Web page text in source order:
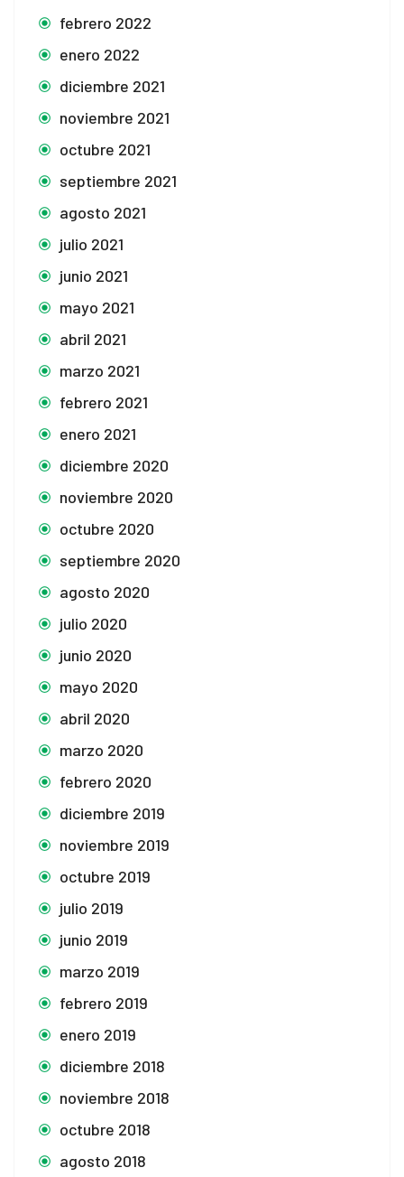
febrero 2022
enero 2022
diciembre 2021
noviembre 2021
octubre 2021
septiembre 2021
agosto 2021
julio 2021
junio 2021
mayo 2021
abril 2021
marzo 2021
febrero 2021
enero 2021
diciembre 2020
noviembre 2020
octubre 2020
septiembre 2020
agosto 2020
julio 2020
junio 2020
mayo 2020
abril 2020
marzo 2020
febrero 2020
diciembre 2019
noviembre 2019
octubre 2019
julio 2019
junio 2019
marzo 2019
febrero 2019
enero 2019
diciembre 2018
noviembre 2018
octubre 2018
agosto 2018